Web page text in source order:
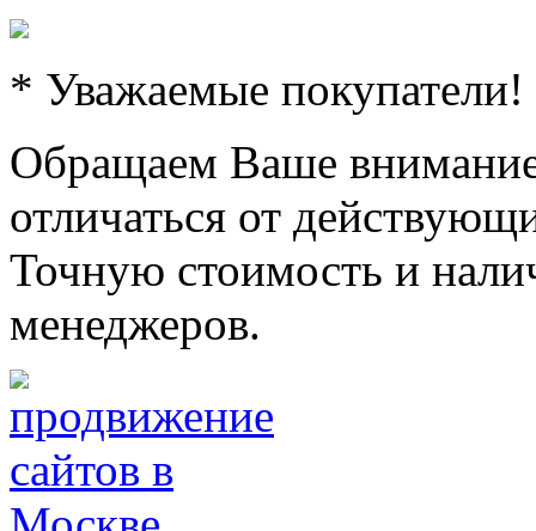
* Уважаемые покупатели!
Обращаем Ваше
отличаться от
Точную стоимость и
менеджеров.